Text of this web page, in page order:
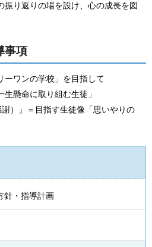
振り返りの場を設け、心の成長を図
事項
ーワンの学校」を目指して
生懸命に取り組む生徒」
謝）」＝目指す生徒像「思いやりの
針・指導計画